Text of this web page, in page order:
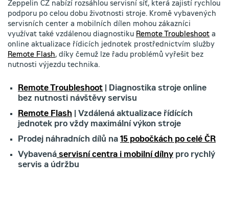
Zeppelin CZ nabízí rozsáhlou servisní síť, která zajistí rychlou
podporu po celou dobu životnosti stroje. Kromě vybavených
servisních center a mobilních dílen mohou zákazníci
využívat také vzdálenou diagnostiku Remote Troubleshoot a
online aktualizace řídicích jednotek prostřednictvím služby
Remote Flash, díky čemuž lze řadu problémů vyřešit bez
nutnosti výjezdu technika.
Remote Troubleshoot | Diagnostika stroje online
bez nutnosti návštěvy servisu
Remote Flash | Vzdálená aktualizace řídících
jednotek pro vždy maximální výkon stroje
Prodej náhradních dílů na 15 pobočkách po celé ČR
Vybavená servisní centra i mobilní dílny pro rychlý
servis a údržbu